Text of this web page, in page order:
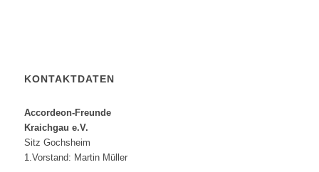
KONTAKTDATEN
Accordeon-Freunde
Kraichgau e.V.
Sitz Gochsheim
1.Vorstand: Martin Müller